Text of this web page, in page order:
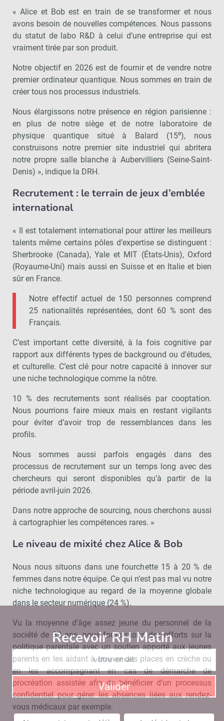
« Alice et Bob est en train de se transformer et nous
avons besoin de nouvelles compétences. Nous passons
du statut de labo R&D à celui d’une entreprise qui est
vraiment tirée par son produit.
Notre objectif en 2026 est de fournir et de vendre notre
premier ordinateur quantique. Nous sommes en train de
créer tous nos processus industriels.
Nous élargissons notre présence en région parisienne :
en plus de notre siège et de notre laboratoire de
physique quantique situé à Balard (15e), nous
construisons notre premier site industriel qui abritera
notre propre salle blanche à Aubervilliers (Seine-Saint-
Denis) », indique la DRH.
Recrutement : le terrain de jeux d’emblée
international
« Il est totalement international pour attirer les meilleurs
talents même certains pôles d’expertise se distinguent :
Sherbrooke (Canada), Yale et MIT (États-Unis), Oxford
(Royaume-Uni) mais aussi en Suisse et en Italie et bien
sûr en France.
Notre effectif actuel de 150 personnes comprend
25 nationalités représentées, dont 60 % sont des
Français.
C’est important cette diversité, à la fois cognitive par
rapport aux différents types de background ou d’études,
et culturelle. C’est clé pour notre capacité à innover sur
une niche technologique comme la nôtre.
10 % des recrutements sont réalisés par cooptation.
Nous pourrions faire mieux mais en restant vigilants
pour éviter d’avoir trop de ressemblances dans les
profils.
Nous sommes aussi parfois engagés dans des
processus de recrutement sur un temps long avec des
chercheurs qui seront disponibles qu’à partir de la
période avril-juin 2026.
Dans notre approche de sourcing, nous cherchons aussi
à cartographier les compétences rares. »
Le niveau de mixité chez Alice & Bob
Nous nous situons dans une fourchette 15 à 20 % de
femmes dans notre équipe. Ce qui n’est pas mal vu notre
niche technologique au regard de la moyenne globale
dans le secteur numérique (24 %).
Vu la moyenne d’âge assez jeune du personnel de la
société de 32 ans, nous fournissons des efforts sur la
politique parentale avec un soutien apporté aux jeunes
parents en les aidant à trouver des places en crèche ou
en les accompagnant en cas de démarche de
procréation assistée afin de bénéficier d’un processus
confidentiel pour gérer les absences liées aux rendez-
vous médicaux par exemple.
Recevoir RH MatinAbonnez-
Valider